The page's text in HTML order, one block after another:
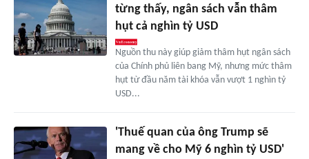
từng thấy, ngân sách vẫn thâm
hụt cả nghìn tỷ USD
Nguồn thu này giúp giảm thâm hụt ngân sách
của Chính phủ liên bang Mỹ, nhưng mức thâm
hụt từ đầu năm tài khóa vẫn vượt 1 nghìn tỷ
USD...
'Thuế quan của ông Trump sẽ
mang về cho Mỹ 6 nghìn tỷ USD'